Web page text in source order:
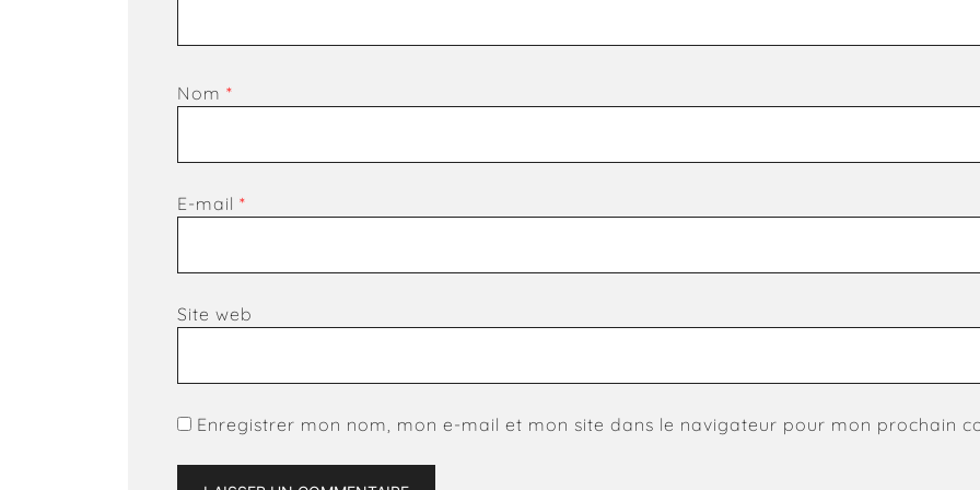
Nom *
E-mail *
Site web
Enregistrer mon nom, mon e-mail et mon site dans le navigateur pour mon prochain